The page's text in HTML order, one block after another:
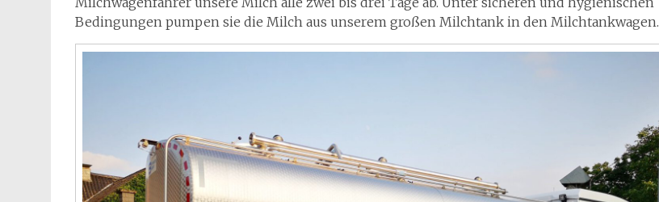
Bedingungen pumpen sie die Milch aus unserem großen Milchtank in den Milchtankwagen.